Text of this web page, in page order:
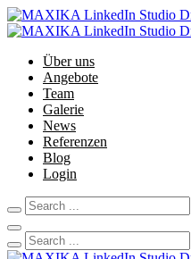
Über uns
Angebote
Team
Galerie
News
Referenzen
Blog
Login